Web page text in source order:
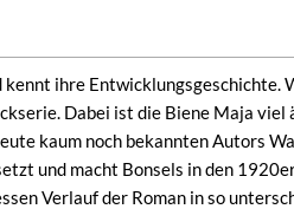
ihre
Dabei ist die Biene Maja
kaum noch bekannten Autors
und macht Bonsels in den
Verlauf der Roman in so